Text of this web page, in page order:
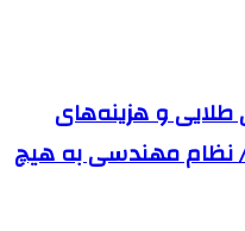
طلایی و هزینه‌های
نظام مهندسی به هیچ